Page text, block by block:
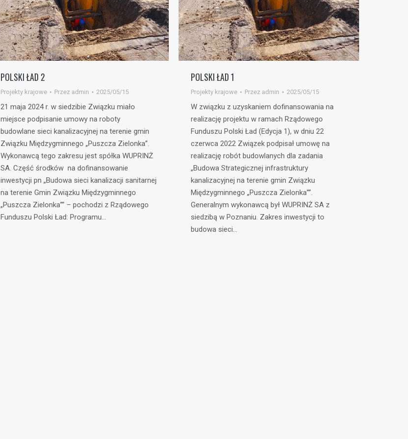
POLSKI ŁAD 2
Projekty krajowe Przez admin 2025/05/15
21 maja 2024 r. w siedzibie Związku miało
miejsce podpisanie umowy na roboty
budowlane sieci kanalizacyjnej na terenie gmin
Związku Międzygminnego „Puszcza Zielonka”.
Wykonawcą tego zakresu jest spółka WUPRINŻ
SA. Część środków na dofinansowanie
inwestycji pn „Budowa sieci kanalizacji sanitarnej
na terenie Gmin Związku Międzygminnego
„Puszcza Zielonka”” – pochodzi z Rządowego
Funduszu Polski Ład: Programu…
POLSKI ŁAD 1
Projekty krajowe Przez admin 2025/05/15
W związku z uzyskaniem dofinansowania na
realizację projektu w ramach Rządowego
Funduszu Polski Ład (Edycja 1), w dniu 22
czerwca 2022 Związek podpisał umowę na
realizację robót budowlanych dla zadania
„Budowa Strategicznej infrastruktury
kanalizacyjnej na terenie gmin Związku
Międzygminnego „Puszcza Zielonka””.
Generalnym wykonawcą był WUPRINŻ SA z
siedzibą w Poznaniu. Zakres inwestycji to
budowa sieci…